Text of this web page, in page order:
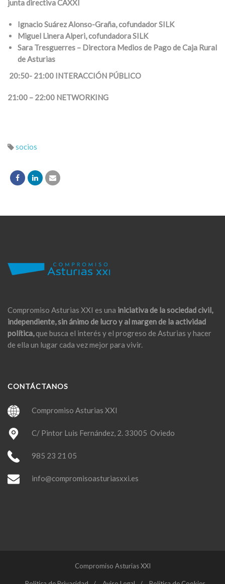
junta directiva CAXXI
Ignacio Suárez Alonso-Graña, cofundador SILK
Miguel Linera Alperi, cofundadora SILK
Sara Tresguerres – Directora Medios de Pago de Caja Rural
de Asturias
20:50- 21:00 INTERACCIÓN PÚBLICO
21:00 – 22:00 NETWORKING
socios
Compromiso Asturias XXI es una iniciativa de la sociedad civil,
independiente, sin ánimo de lucro y al margen de la actividad
política,que busca el interés y el progreso de Asturias y hacer
de ella un lugar cada vez mejor para vivir.
CONTÁCTANOS
Compromiso Asturias XXI
C/ Pintor Luis Fernández, 2. 33005 Oviedo
985 23 21 05
info@compromisoasturiasxxi.es
Compromiso Asturias XXI